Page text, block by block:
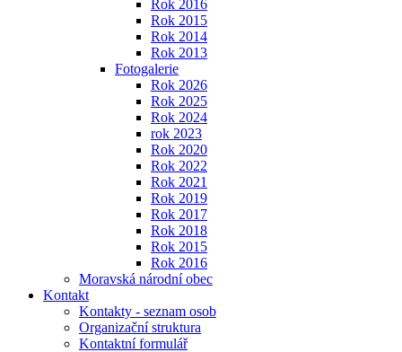
Rok 2016
Rok 2015
Rok 2014
Rok 2013
Fotogalerie
Rok 2026
Rok 2025
Rok 2024
rok 2023
Rok 2020
Rok 2022
Rok 2021
Rok 2019
Rok 2017
Rok 2018
Rok 2015
Rok 2016
Moravská národní obec
Kontakt
Kontakty - seznam osob
Organizační struktura
Kontaktní formulář